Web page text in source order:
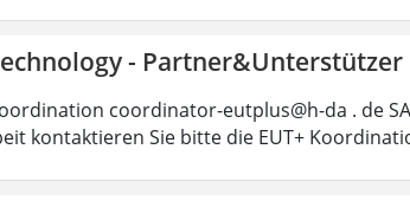
- Partner&Unterstützer
coordinator-eutplus@h-da . de
kontaktieren Sie bitte die EUT+